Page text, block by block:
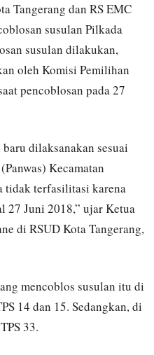
Tangerang dan RS EMC
susulan Pilkada
susulan dilakukan,
oleh Komisi Pemilihan
pencoblosan pada 27
dilaksanakan sesuai
Kecamatan
tidak terfasilitasi karena
27 Juni 2018,” ujar Ketua
di RSUD Kota Tangerang,
mencoblos susulan itu di
14 dan 15. Sedangkan, di
33.